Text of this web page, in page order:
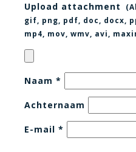
Upload attachment
gif, png, pdf, doc, docx,
mp4, mov, wmv, avi
,
Naam *
Achternaam
E-mail *